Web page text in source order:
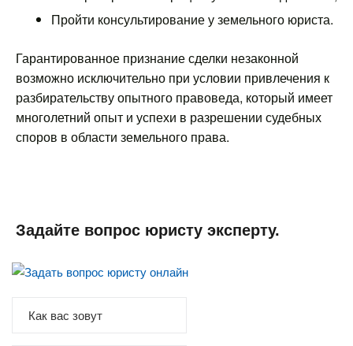
Пройти консультирование у земельного юриста.
Гарантированное признание сделки незаконной
возможно исключительно при условии привлечения к
разбирательству опытного правоведа, который имеет
многолетний опыт и успехи в разрешении судебных
споров в области земельного права.
Задайте вопрос юристу эксперту.